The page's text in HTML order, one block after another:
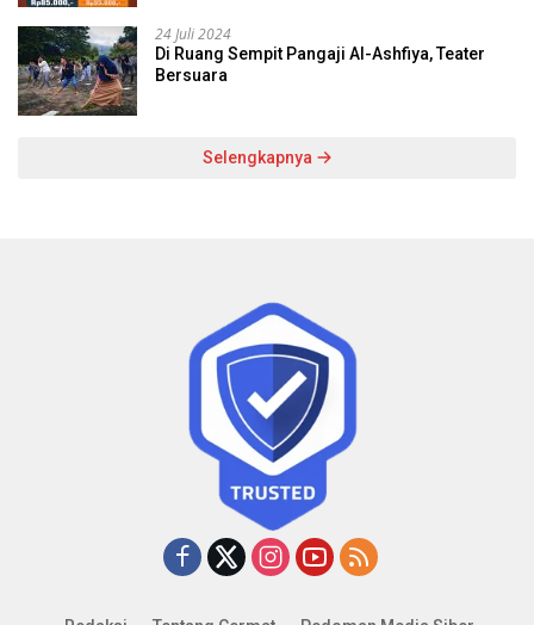
24 Juli 2024
Di Ruang Sempit Pangaji Al-Ashfiya, Teater
Bersuara
Selengkapnya